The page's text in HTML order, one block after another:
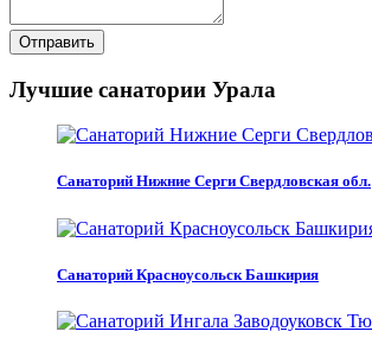
Отправить
Лучшие санатории Урала
Санаторий Нижние Серги Свердловская обл.
Санаторий Красноусольск Башкирия